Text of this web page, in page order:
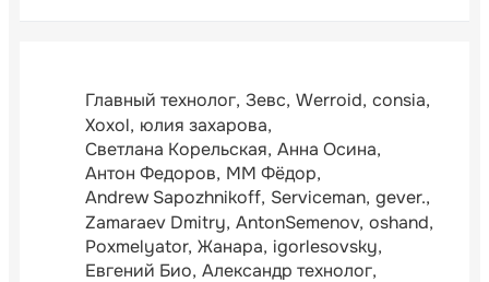
Главный технолог Зевс Werroid consia
Xoxol юлия захарова
Светлана Корельская Анна Осина
Антон Федоров ММ Фёдор
Andrew Sapozhnikoff Serviceman gever.
Zamaraev Dmitry AntonSemenov oshand
Poxmelyator Жанара igorlesovsky
Евгений Био Александр технолог